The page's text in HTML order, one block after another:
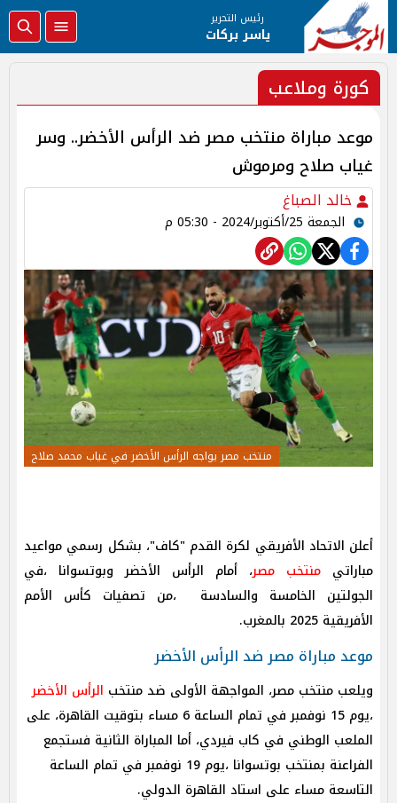
رئيس التحرير
ياسر بركات
كورة وملاعب
موعد مباراة منتخب مصر ضد الرأس الأخضر.. وسر
غياب صلاح ومرموش
خالد الصباغ
الجمعة 25/أكتوبر/2024 - 05:30 م
منتخب مصر يواجه الرأس الأخضر في غياب محمد صلاح
أعلن الاتحاد الأفريقي لكرة القدم "كاف"، بشكل رسمي مواعيد
مباراتي منتخب مصر، أمام الرأس الأخضر وبوتسوانا ،في
الجولتين الخامسة والسادسة ،من تصفيات كأس الأمم
الأفريقية 2025 بالمغرب.
موعد مباراة مصر ضد الرأس الأخضر
الرأس الأخضر
،يوم 15 نوفمبر في تمام الساعة 6 مساء بتوقيت القاهرة، على
الملعب الوطني في كاب فيردي، أما المباراة الثانية فستجمع
الفراعنة بمنتخب بوتسوانا ،يوم 19 نوفمبر في تمام الساعة
التاسعة مساء على استاد القاهرة الدولي.